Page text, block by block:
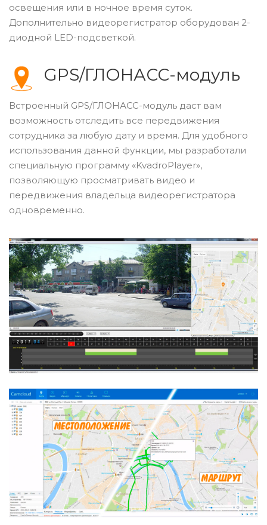
освещения или в ночное время суток.
Дополнительно видеорегистратор оборудован 2-
диодной LED-подсветкой.
GPS/ГЛОНАСС-модуль
Встроенный GPS/ГЛОНАСС-модуль даст вам
возможность отследить все передвижения
сотрудника за любую дату и время. Для удобного
использования данной функции, мы разработали
специальную программу «KvadroPlayer»,
позволяющую просматривать видео и
передвижения владельца видеорегистратора
одновременно.